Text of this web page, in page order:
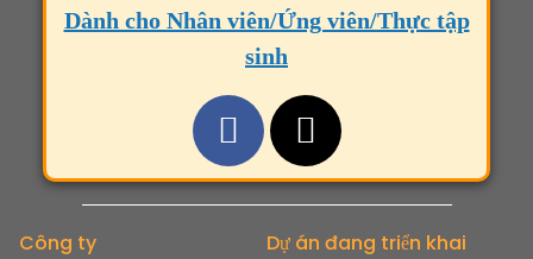
Dành cho Nhân viên/Ứng viên/Thực tập
sinh
Công ty Dự án đang triển khai